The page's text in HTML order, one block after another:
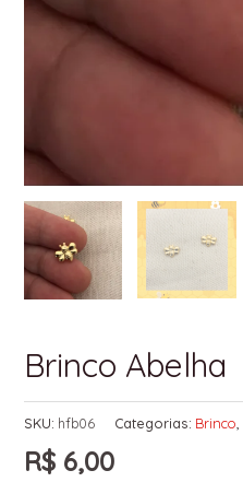
Brinco Abelha
SKU: hfb06 Categorias: Brinco
R$6,00